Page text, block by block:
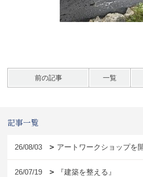
前の記事 一覧
記事一覧
26/08/03 アートワークショップを
26/07/19 『建築を整える』